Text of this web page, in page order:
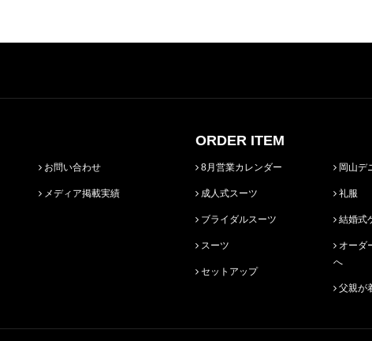
お問い合わせ
メディア掲載実績
ORDER ITEM
8月営業カレンダー
成人式スーツ
ブライダルスーツ
スーツ
セットアップ
岡山デ
礼服
結婚式
へ
父親が